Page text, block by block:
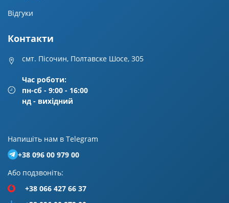
Відгуки
Контакти
смт. Пісочин, Полтавске Шосе, 305
Час роботи:
пн-сб - 9:00 - 16:00
нд - вихідний
Напишiть нам в Telegram
+38 096 00 979 00
Або подзвонiть:
+38 066 427 66 37